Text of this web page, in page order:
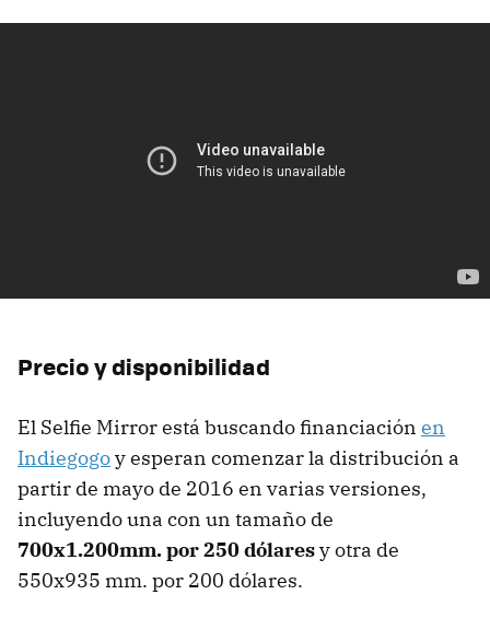
Precio y disponibilidad
El Selfie Mirror está buscando financiación en
Indiegogoy esperan comenzar la distribución a
partir de mayo de 2016 en varias versiones,
incluyendo una con un tamaño de
700x1.200mm. por 250 dólaresy otra de
550x935 mm. por 200 dólares.